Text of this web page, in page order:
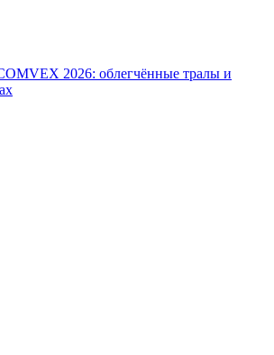
2026: облегчённые тралы и